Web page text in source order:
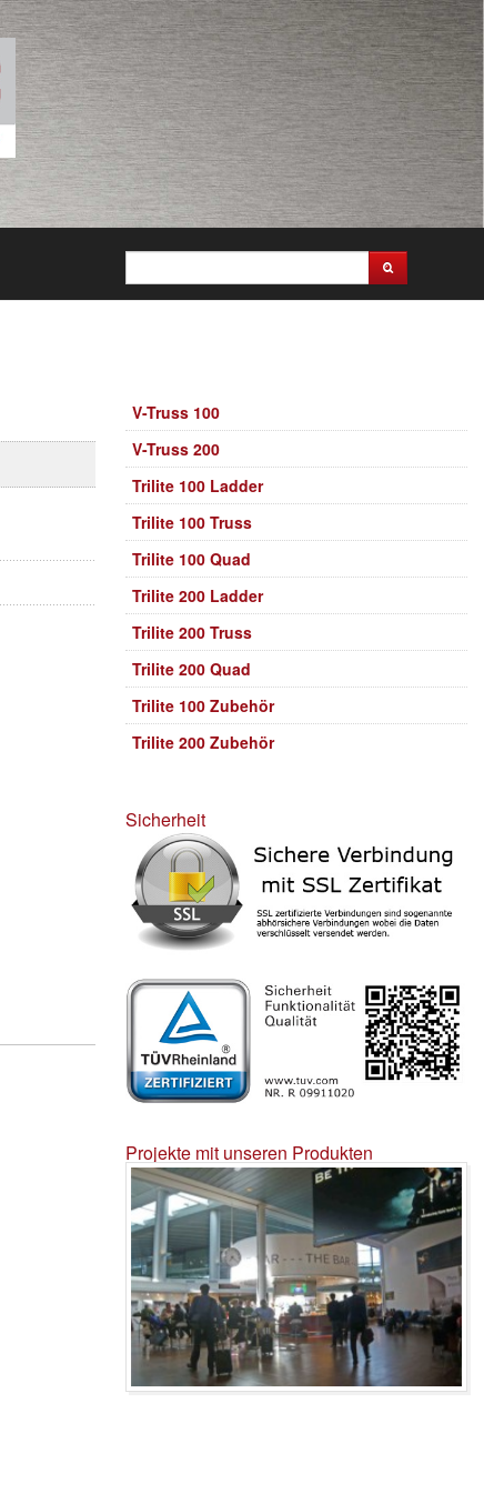
V-Truss 100
V-Truss 200
Trilite 100 Ladder
Trilite 100 Truss
Trilite 100 Quad
Trilite 200 Ladder
Trilite 200 Truss
Trilite 200 Quad
Trilite 100 Zubehör
Trilite 200 Zubehör
Sicherheit
Projekte mit unseren Produkten